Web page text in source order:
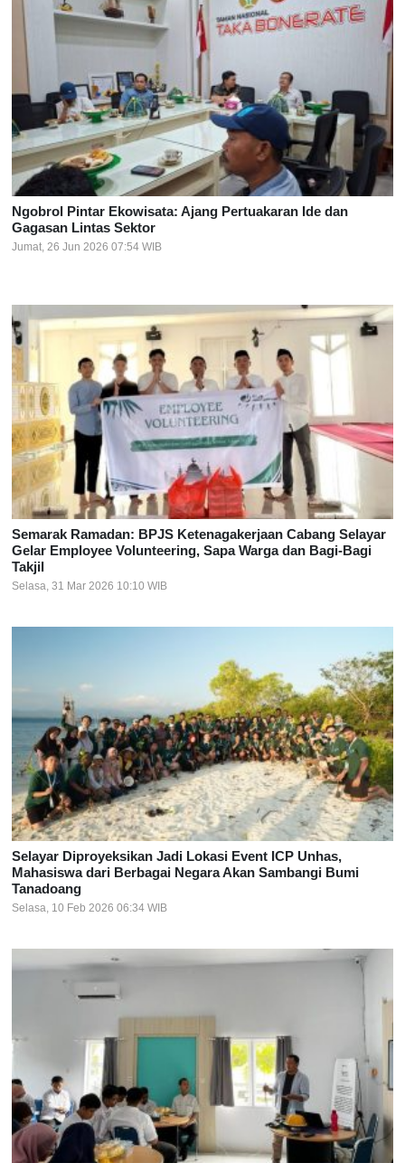
Ngobrol Pintar Ekowisata: Ajang Pertuakaran Ide dan
Gagasan Lintas Sektor
Jumat, 26 Jun 2026 07:54 WIB
Semarak Ramadan: BPJS Ketenagakerjaan Cabang Selayar
Gelar Employee Volunteering, Sapa Warga dan Bagi-Bagi
Takjil
Selasa, 31 Mar 2026 10:10 WIB
Selayar Diproyeksikan Jadi Lokasi Event ICP Unhas,
Mahasiswa dari Berbagai Negara Akan Sambangi Bumi
Tanadoang
Selasa, 10 Feb 2026 06:34 WIB